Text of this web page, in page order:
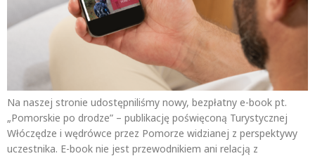
Na naszej stronie udostępniliśmy nowy, bezpłatny e-book pt.
„Pomorskie po drodze” – publikację poświęconą Turystycznej
Włóczędze i wędrówce przez Pomorze widzianej z perspektywy
uczestnika. E-book nie jest przewodnikiem ani relacją z